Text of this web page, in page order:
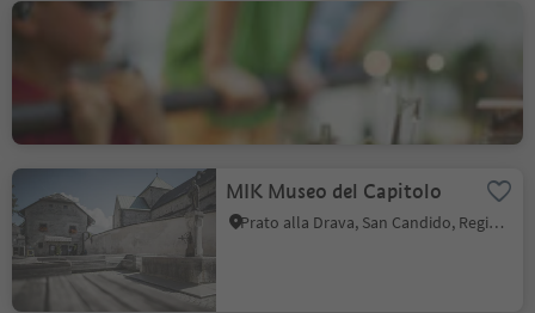
Rablà, Parcines, Merano e dintorni
MIK Museo del Capitolo
Prato alla Drava, San Candido, Regione dolomitica 3 Cime